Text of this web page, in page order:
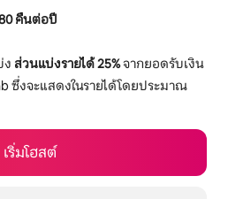
คืนต่อปี
ง ส่วนแบ่งรายได้ 25%จากยอดรับเงิน
ซึ่งจะแสดงในรายได้โดยประมาณ
เริ่มโฮสต์